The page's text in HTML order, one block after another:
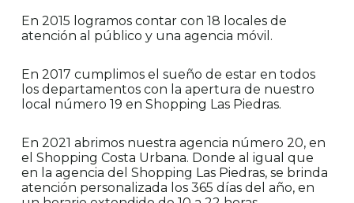
En 2015 logramos contar con 18 locales de
atención al público y una agencia móvil.
En 2017 cumplimos el sueño de estar en todos
los departamentos con la apertura de nuestro
local número 19 en Shopping Las Piedras.
En 2021 abrimos nuestra agencia número 20, en
el Shopping Costa Urbana. Donde al igual que
en la agencia del Shopping Las Piedras, se brinda
atención personalizada los 365 días del año, en